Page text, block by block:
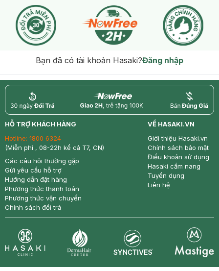
Bạn đã có tài khoản Hasaki?Đăng nhập
return nowfree price
HỖ TRỢ KHÁCH HÀNG
Hotline: 1800 6324
(Miễn phí , 08-22h kể cả T7, CN)
Các câu hỏi thường gặp
Gửi yêu cầu hỗ trợ
Hướng dẫn đặt hàng
Phương thức thanh toán
Phương thức vận chuyển
Chính sách đổi trả
VỀ HASAKI.VN
Giới thiệu Hasaki.vn
Chính sách bảo mật
Điều khoản sử dụng
Hasaki cẩm nang
Tuyển dụng
Liên hệ